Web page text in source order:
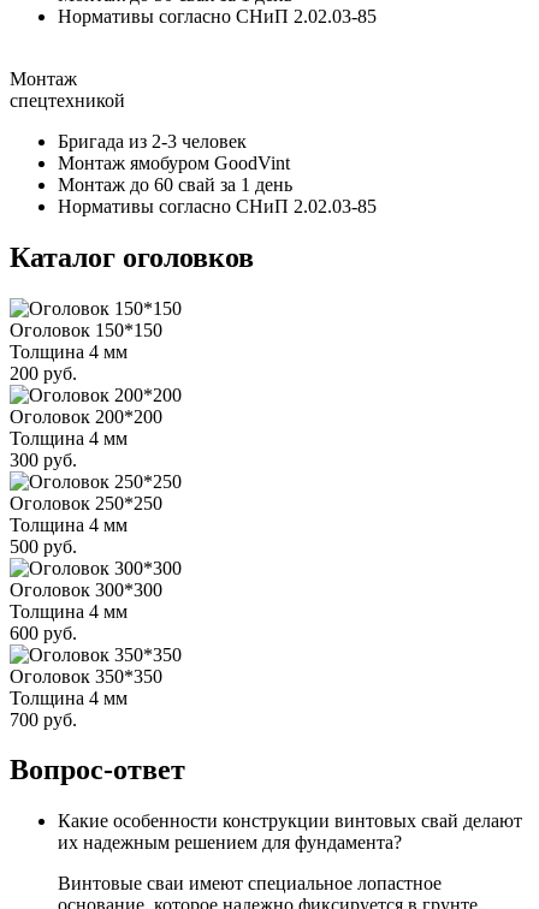
Нормативы согласно СНиП 2.02.03-85
Монтаж
спецтехникой
Бригада из 2-3 человек
Монтаж ямобуром GoodVint
Монтаж до 60 свай за 1 день
Нормативы согласно СНиП 2.02.03-85
Каталог оголовков
Оголовок 150*150
Толщина 4 мм
200 руб.
Оголовок 200*200
Толщина 4 мм
300 руб.
Оголовок 250*250
Толщина 4 мм
500 руб.
Оголовок 300*300
Толщина 4 мм
600 руб.
Оголовок 350*350
Толщина 4 мм
700 руб.
Вопрос-ответ
Какие особенности конструкции винтовых свай делают
их надежным решением для фундамента?
Винтовые сваи имеют специальное лопастное